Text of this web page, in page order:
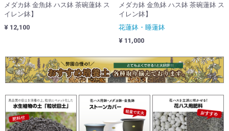
メダカ鉢 金魚鉢 ハス鉢 茶碗蓮鉢 ス
イレン鉢】
¥ 12,100
メダカ鉢 金魚鉢 ハス鉢 茶碗蓮鉢 ス
イレン鉢】
花蓮鉢・睡蓮鉢
¥ 11,000